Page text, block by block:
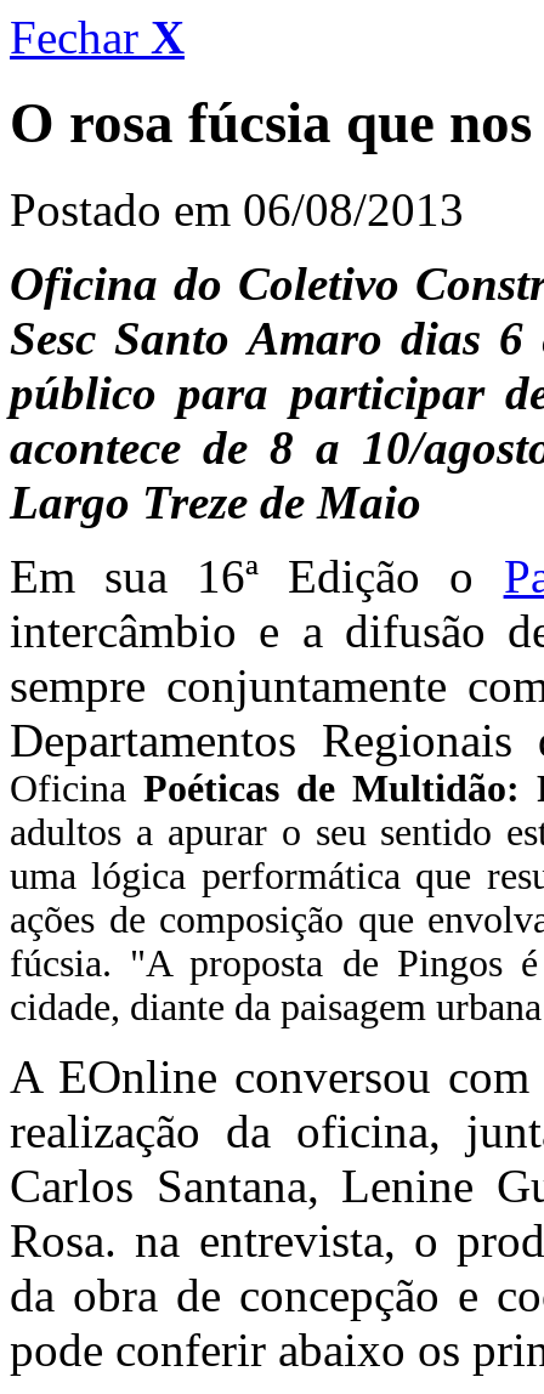
Fechar X
O rosa fúcsia que
Postado em 06/08/2013
Oficina do Coletivo
Sesc Santo Amaro dias
público para participar
acontece de 8 a 10/
Largo Treze de Maio
Em sua 16ª Edição o
intercâmbio e a difusão
sempre conjuntamente
Departamentos
OficinaPoéticas de
adultos a apurar o seu sentido
uma lógica performática que
ações de composição que
fúcsia. "A proposta de Pingos
cidade, diante da paisagem
A EOnline conversou
realização da oficina,
Carlos Santana, Lenine
Rosa. na entrevista, o
da obra de concepção e
pode conferir abaixo os